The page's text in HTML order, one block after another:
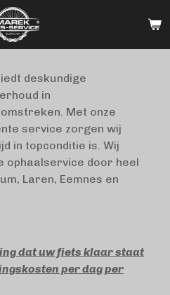
deskundige
in
Met onze
service zorgen wij
in topconditie is. Wij
ophaalservice door heel
Laren, Eemnes en
dat uw fiets klaar staat
per dag per